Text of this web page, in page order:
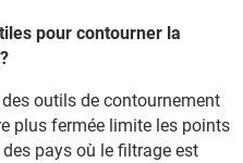
pour contourner la
outils de contournement
plus fermée limite les points
pays où le filtrage est